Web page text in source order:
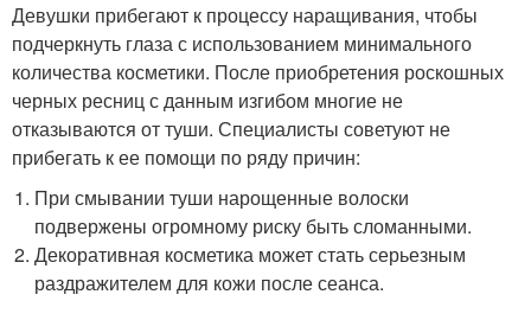
Девушки прибегают к процессу наращивания, чтобы
подчеркнуть глаза с использованием минимального
количества косметики. После приобретения роскошных
черных ресниц с данным изгибом многие не
отказываются от туши. Специалисты советуют не
прибегать к ее помощи по ряду причин:
При смывании туши нарощенные волоски
подвержены огромному риску быть сломанными.
Декоративная косметика может стать серьезным
раздражителем для кожи после сеанса.